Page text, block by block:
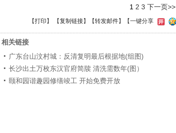
1 2 3 下一页>>
【打印 】 【复制链接】【转发邮件】 【一键分享
相关链接
广东台山汶村城：反清复明最后根据地(组图)
长沙出土万枚东汉官府简牍 清洗需数年(图）
颐和园谐趣园修缮竣工 开始免费开放